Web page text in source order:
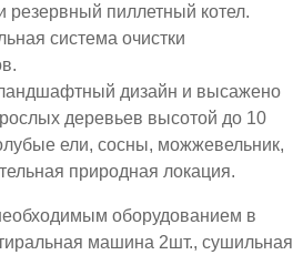
резервный пиллетный котел.
система очистки
дизайн и высажено
деревьев высотой до 10
ели, сосны, можжевельник,
природная локация.
оборудованием в
машина 2шт., сушильная